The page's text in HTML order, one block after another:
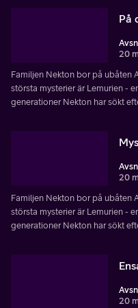
På
20
Familjen Nekton bor på ubåten
största mysterier är Lemurien -
generationer Nekton har sökt
20
Familjen Nekton bor på ubåten
största mysterier är Lemurien -
generationer Nekton har sökt
20